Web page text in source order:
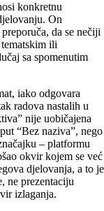
konkretnu
On
da se nečiji
ili
sa spomenutim
iako odgovara
radova nastalih u
nije uobičajena
“Bez naziva”, nego
– platformu
okvir kojem se već
djelovanja, a to je
ne prezentaciju
izlaganja.